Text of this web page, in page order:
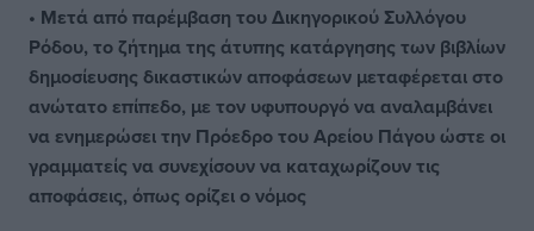
• Μετά από παρέμβαση του Δικηγορικού Συλλόγου
Ρόδου, το ζήτημα της άτυπης κατάργησης των βιβλίων
δημοσίευσης δικαστικών αποφάσεων μεταφέρεται στο
ανώτατο επίπεδο, με τον υφυπουργό να αναλαμβάνει
να ενημερώσει την Πρόεδρο του Αρείου Πάγου ώστε οι
γραμματείς να συνεχίσουν να καταχωρίζουν τις
αποφάσεις, όπως ορίζει ο νόμος